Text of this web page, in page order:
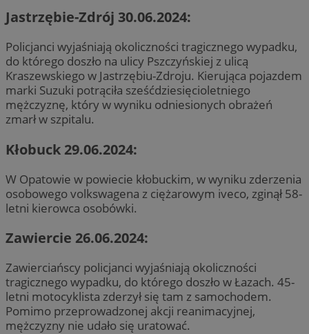
Jastrzębie-Zdrój 30.06.2024:
Policjanci wyjaśniają okoliczności tragicznego wypadku,
do którego doszło na ulicy Pszczyńskiej z ulicą
Kraszewskiego w Jastrzębiu-Zdroju. Kierująca pojazdem
marki Suzuki potrąciła sześćdziesięcioletniego
mężczyznę, który w wyniku odniesionych obrażeń
zmarł w szpitalu.
Kłobuck 29.06.2024:
W Opatowie w powiecie kłobuckim, w wyniku zderzenia
osobowego volkswagena z ciężarowym iveco, zginął 58-
letni kierowca osobówki.
Zawiercie 26.06.2024:
Zawierciańscy policjanci wyjaśniają okoliczności
tragicznego wypadku, do którego doszło w Łazach. 45-
letni motocyklista zderzył się tam z samochodem.
Pomimo przeprowadzonej akcji reanimacyjnej,
mężczyzny nie udało się uratować.